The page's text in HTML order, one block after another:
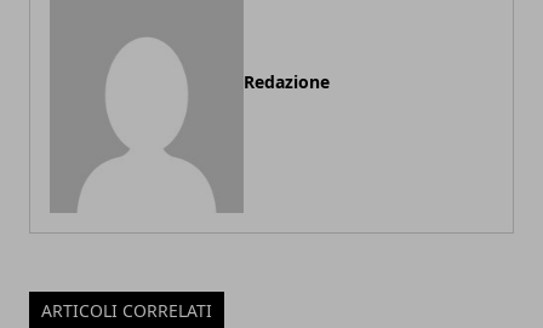
Redazione
ARTICOLI CORRELATI